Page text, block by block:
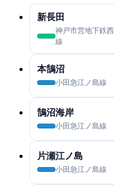
新長田
神戸市営地下鉄
線
本鵠沼
小田急江ノ島線
鵠沼海岸
小田急江ノ島線
片瀬江ノ島
小田急江ノ島線